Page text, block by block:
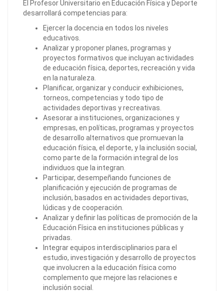
El Profesor Universitario en Educación Física y Deporte
desarrollará competencias para:
Ejercer la docencia en todos los niveles
educativos.
Analizar y proponer planes, programas y
proyectos formativos que incluyan actividades
de educación física, deportes, recreación y vida
en la naturaleza.
Planificar, organizar y conducir exhibiciones,
torneos, competencias y todo tipo de
actividades deportivas y recreativas.
Asesorar a instituciones, organizaciones y
empresas, en políticas, programas y proyectos
de desarrollo alternativos que promuevan la
educación física, el deporte, y la inclusión social,
como parte de la formación integral de los
individuos que la integran.
Participar, desempeñando funciones de
planificación y ejecución de programas de
inclusión, basados en actividades deportivas,
lúdicas y de cooperación.
Analizar y definir las políticas de promoción de la
Educación Física en instituciones públicas y
privadas.
Integrar equipos interdisciplinarios para el
estudio, investigación y desarrollo de proyectos
que involucren a la educación física como
complemento que mejore las relaciones e
inclusión social.